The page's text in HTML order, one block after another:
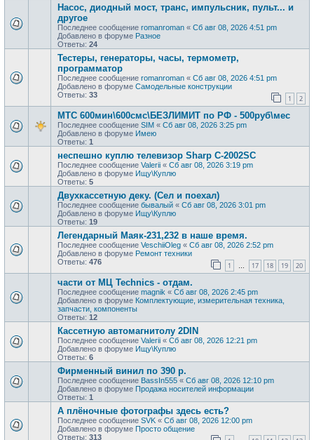
Насос, диодный мост, транс, импульсник, пульт... и
другое
Последнее сообщение romanroman « Сб авг 08, 2026 4:51 pm
Добавлено в форуме Разное
Ответы: 24
Тестеры, генераторы, часы, термометр,
программатор
Последнее сообщение romanroman « Сб авг 08, 2026 4:51 pm
Добавлено в форуме Самодельные конструкции
Ответы: 33 1 2
МТС 600мин\600смс\БЕЗЛИМИТ по РФ - 500руб\мес
Последнее сообщение SIM « Сб авг 08, 2026 3:25 pm
Добавлено в форуме Имею
Ответы: 1
неспешно куплю телевизор Sharp C-2002SC
Последнее сообщение Valerii « Сб авг 08, 2026 3:19 pm
Добавлено в форуме Ищу\Куплю
Ответы: 5
Двухкассетную деку. (Сел и поехал)
Последнее сообщение бывалый « Сб авг 08, 2026 3:01 pm
Добавлено в форуме Ищу\Куплю
Ответы: 19
Легендарный Маяк-231,232 в наше время.
Последнее сообщение VeschiiOleg « Сб авг 08, 2026 2:52 pm
Добавлено в форуме Ремонт техники
Ответы: 476 1 17 18 19 20
части от МЦ Technics - отдам.
Последнее сообщение magnik « Сб авг 08, 2026 2:45 pm
Добавлено в форуме Комплектующие, измерительная техника,
запчасти, компоненты
Ответы: 12
Кассетную автомагнитолу 2DIN
Последнее сообщение Valerii « Сб авг 08, 2026 12:21 pm
Добавлено в форуме Ищу\Куплю
Ответы: 6
Фирменный винил по 390 р.
Последнее сообщение BassIn555 « Сб авг 08, 2026 12:10 pm
Добавлено в форуме Продажa носителей информации
Ответы: 1
А плёночные фотографы здесь есть?
Последнее сообщение SVK « Сб авг 08, 2026 12:00 pm
Добавлено в форуме Просто общение
Ответы: 313